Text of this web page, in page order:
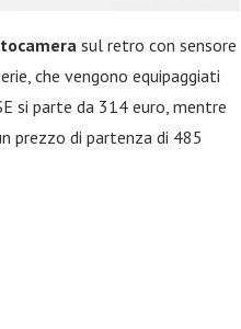
sul retro con sensore
che vengono equipaggiati
si parte da 314 euro, mentre
prezzo di partenza di 485